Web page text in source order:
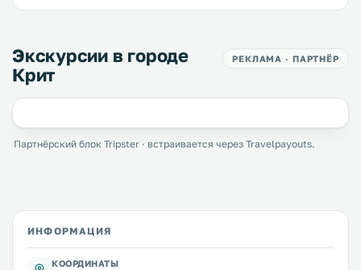
Экскурсии в городе
Крит
РЕКЛАМА · ПАРТНЁР
Партнёрский блок Tripster · встраивается через Travelpayouts.
ИНФОРМАЦИЯ
КООРДИНАТЫ